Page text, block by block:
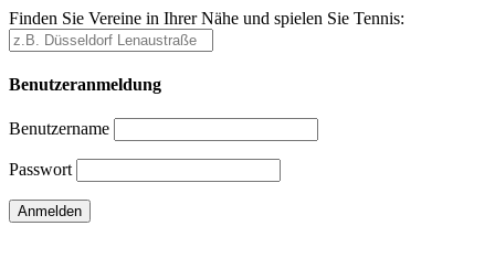
Finden Sie Vereine in Ihrer Nähe und spielen Sie Tennis:
Benutzeranmeldung
Benutzername
Passwort